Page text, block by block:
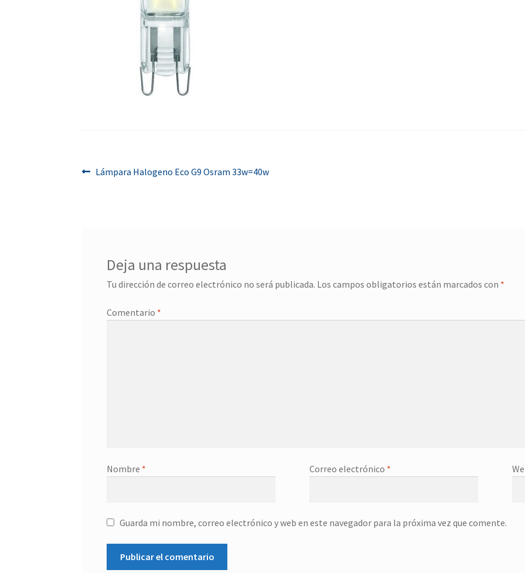
Navegación
Anterior:
Lámpara Halogeno Eco G9 Osram 33w=40w
Deja una respuesta
Tu dirección de correo electrónico no será publicada. Los campos obligatorios están marcados con *
Comentario *
Nombre * Correo electrónico *
Guarda mi nombre, correo electrónico y web en este navegador para la próxima vez que comente.